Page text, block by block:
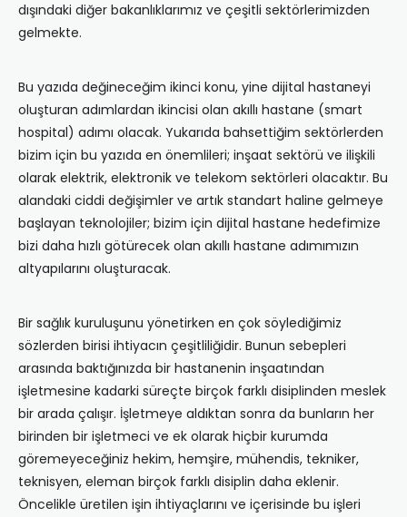
dışındaki diğer bakanlıklarımız ve çeşitli sektörlerimizden
gelmekte.
Bu yazıda değineceğim ikinci konu, yine dijital hastaneyi
oluşturan adımlardan ikincisi olan akıllı hastane (smart
hospital) adımı olacak. Yukarıda bahsettiğim sektörlerden
bizim için bu yazıda en önemlileri; inşaat sektörü ve ilişkili
olarak elektrik, elektronik ve telekom sektörleri olacaktır. Bu
alandaki ciddi değişimler ve artık standart haline gelmeye
başlayan teknolojiler; bizim için dijital hastane hedefimize
bizi daha hızlı götürecek olan akıllı hastane adımımızın
altyapılarını oluşturacak.
Bir sağlık kuruluşunu yönetirken en çok söylediğimiz
sözlerden birisi ihtiyacın çeşitliliğidir. Bunun sebepleri
arasında baktığınızda bir hastanenin inşaatından
işletmesine kadarki süreçte birçok farklı disiplinden meslek
bir arada çalışır. İşletmeye aldıktan sonra da bunların her
birinden bir işletmeci ve ek olarak hiçbir kurumda
göremeyeceğiniz hekim, hemşire, mühendis, tekniker,
teknisyen, eleman birçok farklı disiplin daha eklenir.
Öncelikle üretilen işin ihtiyaçlarını ve içerisinde bu işleri